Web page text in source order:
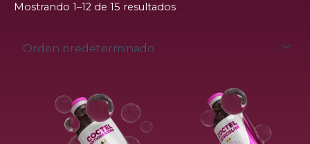
Mostrando 1–12 de 15 resultados